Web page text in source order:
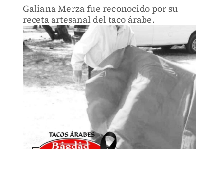
Galiana Merza fue reconocido por su
receta artesanal del taco árabe.